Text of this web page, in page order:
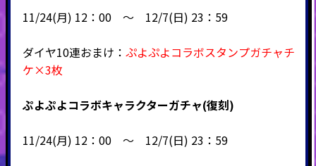
11/24(月) 12：00 ～ 12/7(日) 23：59
ダイヤ10連おまけ： ぷよぷよコラボスタンプガチャチ
ケ×3枚
ぷよぷよコラボキャラクターガチャ(復刻)
11/24(月) 12：00 ～ 12/7(日) 23：59